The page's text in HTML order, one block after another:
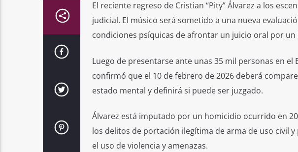
El reciente regreso de Cristian “Pity” Álvarez a los
judicial. El músico será sometido a una nueva
condiciones psíquicas de afrontar un juicio oral por
Luego de presentarse ante unas 35 mil personas en
confirmó que el 10 de febrero de 2026 deberá
estado mental y definirá si puede ser juzgado.
Álvarez está imputado por un homicidio ocurrido en
los delitos de portación ilegítima de arma de uso civil
el uso de violencia y amenazas.